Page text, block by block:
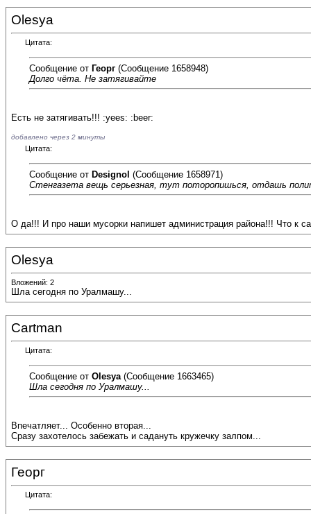
Olesya
Цитата:
Сообщение от Георг (Сообщение 1658948)
Долго чёта. Не затягивайте
Есть не затягивать!!! :yees: :beer:
добавлено через 2 минуты
Цитата:
Сообщение от Designol (Сообщение 1658971)
Стенгазета вещь серьезная, тут поторопишься, отдашь
О да!!! И про наши мусорки напишет администрация района!!! Что к
Olesya
Вложений: 2
Шла сегодня по Уралмашу...
Cartman
Цитата:
Сообщение от Olesya (Сообщение 1663465)
Шла сегодня по Уралмашу...
Впечатляет... Особенно вторая...
Сразу захотелось забежать и садануть кружечку залпом...
Георг
Цитата: